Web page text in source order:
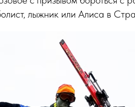
лыжник или Алиса в